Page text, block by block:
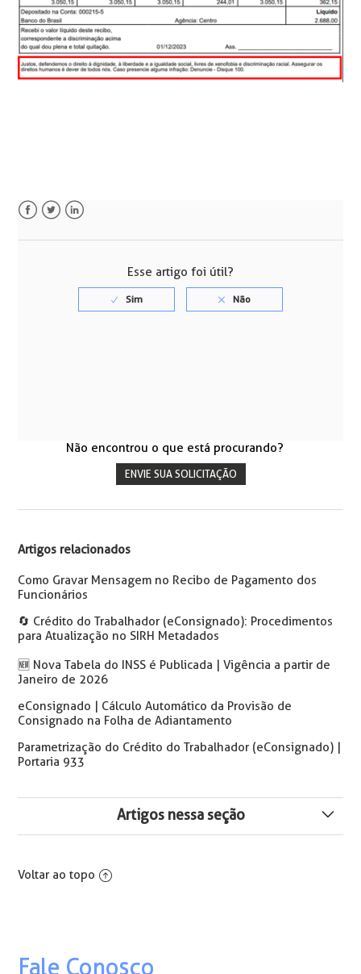
Esse artigo foi útil?
Não encontrou o que está procurando?
ENVIE SUA SOLICITAÇÃO
Artigos relacionados
Como Gravar Mensagem no Recibo de Pagamento dos
Funcionários
🔄️ Crédito do Trabalhador (eConsignado): Procedimentos
para Atualização no SIRH Metadados
🆕️ Nova Tabela do INSS é Publicada | Vigência a partir de
Janeiro de 2026
eConsignado | Cálculo Automático da Provisão de
Consignado na Folha de Adiantamento
Parametrização do Crédito do Trabalhador (eConsignado) |
Portaria 933
Artigos nessa seção
Autorização de Horas Extras no Portal RH
Implementações da Versão 4.34.5
Voltar ao topo
Fale Conosco